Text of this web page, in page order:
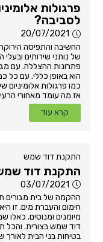
פרגולות
לסביבה?
20/07/2021
החשיבה והתפיסה
של נותני שירותים ובעלי
פתרונות ההצללה. עם
הוא באופן כללי. עם כל
כמו פרגולות אלומיניום
אז מה עומד מאחורי
קרא עוד
התקנת דוד שמש
התקנת דוד
03/07/2021
ההקמה של בית מגורים
חימום והעברת מים. זו
מיומנים ומנוסים. כאלו
דוד שמש בצורית. והכל
בטיחות בני הבית לאורך